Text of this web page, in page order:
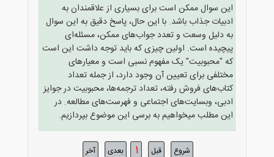
این سوال ممکن است برای بسیاری از علاقمندان به
ادبیات جذاب باشد. با این حال، پاسخ دقیق به این سوال
به دلیل وسعت و تعدد جواب‌های ممکن، مسئله‌ای
پیچیده است. اولین چیزی که باید توجه داشت این است
که "محبوبیت" یک مفهوم نسبی است و معیارهای
مختلفی برای تعیین آن وجود دارد، از جمله تعداد
کتاب‌های فروش رفته، تعداد ترجمه‌ها، محبوبیت در جوایز
ادبی، وبسایت‌های اجتماعی و فهرست‌های مطالعه. در
این مطلب میخواهیم به برسی این موضوع بپردازیم.
شروع قبل 1 بعدی آخر